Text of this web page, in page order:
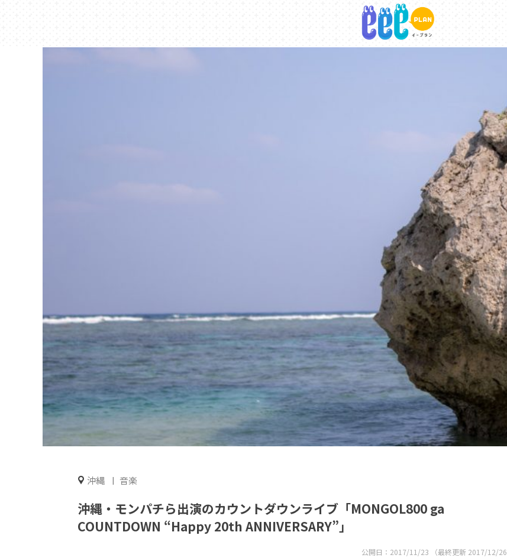
沖縄 音楽
沖縄・モンパチら出演のカウントダウンライブ「MONGOL800 ga
COUNTDOWN “Happy 20th ANNIVERSARY”」
公開日： 2017/11/23 （最終更新 2017/12/26